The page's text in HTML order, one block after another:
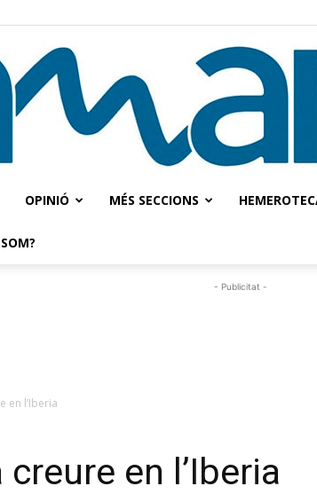
OPINIÓ MÉS SECCIONS
- Publicitat -
en l’Iberia
en l’Iberia